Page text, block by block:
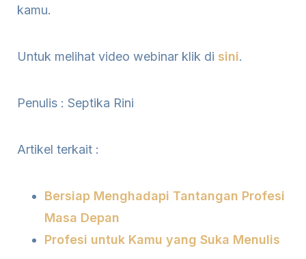
kamu.
Untuk melihat video webinar klik di sini.
Penulis : Septika Rini
Artikel terkait :
Bersiap Menghadapi Tantangan Profesi
Masa Depan
Profesi untuk Kamu yang Suka Menulis